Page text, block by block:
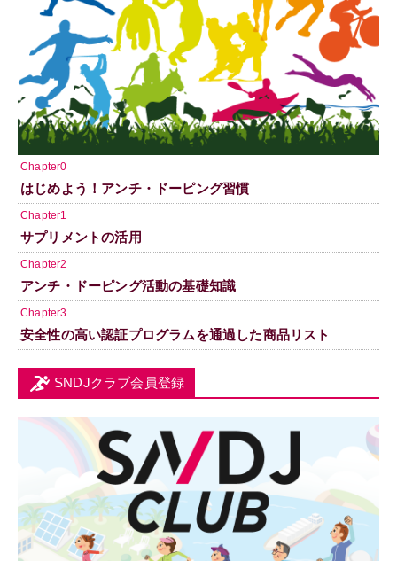
Chapter0
はじめよう！アンチ・ドーピング習慣
Chapter1
サプリメントの活用
Chapter2
アンチ・ドーピング活動の基礎知識
Chapter3
安全性の高い認証プログラムを通過した商品リスト
SNDJクラブ会員登録